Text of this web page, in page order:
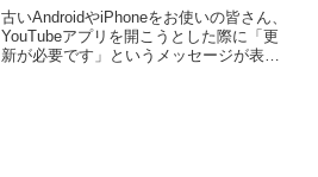
古いAndroidやiPhoneをお使いの皆さん、
YouTubeアプリを開こうとした際に「更
新が必要です」というメッセージが表示